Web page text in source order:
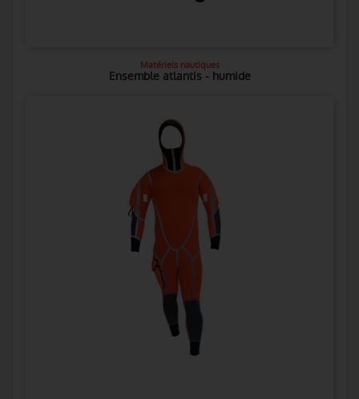
Matériels nautiques
Ensemble atlantis - humide